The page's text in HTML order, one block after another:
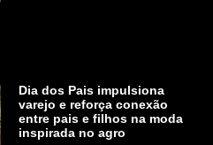
Dia dos Pais impulsiona
varejo e reforça conexão
entre pais e filhos na moda
inspirada no agro